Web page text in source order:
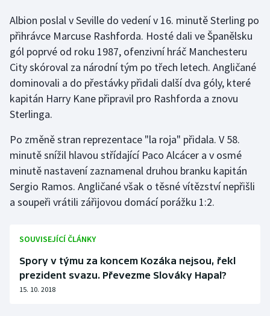
Golf
Gymnastika
Házená
Judo
Krasobruslení
Lyže a snowboard
Moderní pětiboj
Albion poslal v Seville do vedení v 16. minutě Sterling po
přihrávce Marcuse Rashforda. Hosté dali ve Španělsku
gól poprvé od roku 1987, ofenzivní hráč Manchesteru
City skóroval za národní tým po třech letech. Angličané
dominovali a do přestávky přidali další dva góly, které
kapitán Harry Kane připravil pro Rashforda a znovu
Sterlinga.
Po změně stran reprezentace "la roja" přidala. V 58.
minutě snížil hlavou střídající Paco Alcácer a v osmé
minutě nastavení zaznamenal druhou branku kapitán
Sergio Ramos. Angličané však o těsné vítězství nepřišli
a soupeři vrátili zářijovou domácí porážku 1:2.
SOUVISEJÍCÍ ČLÁNKY
Spory v týmu za koncem Kozáka nejsou, řekl
prezident svazu. Převezme Slováky Hapal?
15. 10. 2018